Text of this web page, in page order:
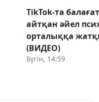
TikTok-та
айтқан әйел
орталыққа
(ВИДЕО)
Бүгін, 14:59